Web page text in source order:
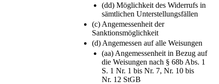
(dd) Möglichkeit des Widerrufs in
sämtlichen Unterstellungsfällen
(c) Angemessenheit der
Sanktionsmöglichkeit
(d) Angemessen auf alle Weisungen
(aa) Angemessenheit in Bezug auf
die Weisungen nach § 68b Abs. 1
S. 1 Nr. 1 bis Nr. 7, Nr. 10 bis
Nr. 12 StGB